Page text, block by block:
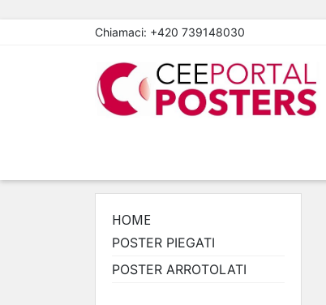
Chiamaci: +420 739148030
HOME
POSTER PIEGATI
POSTER ARROTOLATI